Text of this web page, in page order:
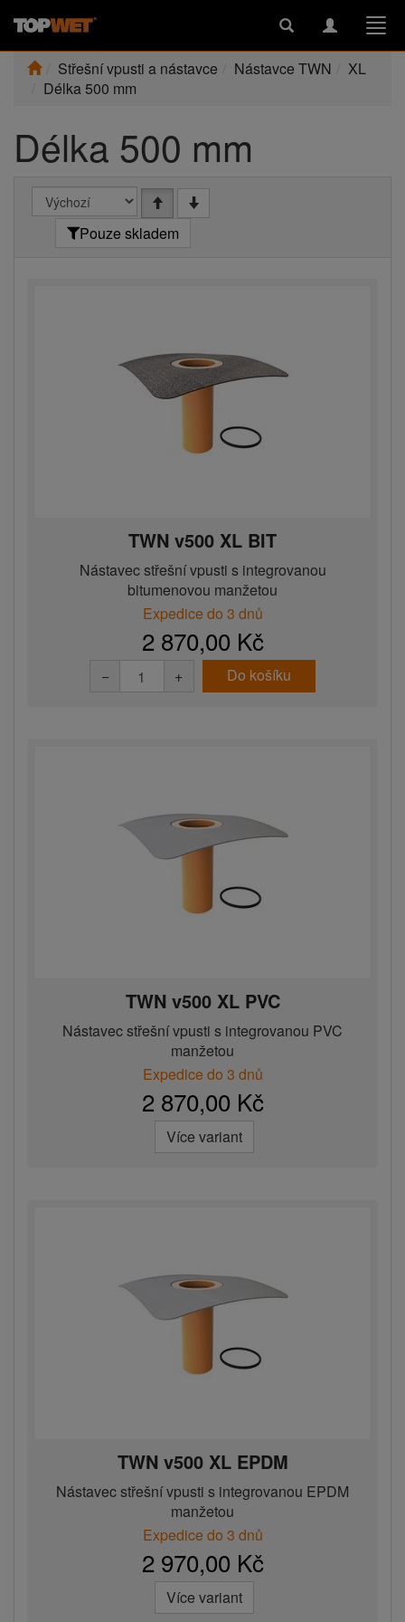
Toggle
Toggle
Střešní vpusti a nástavce
Nástavce TWN
XL
Délka 500 mm
Délka 500 mm
Pouze skladem
TWN v500 XL BIT
Nástavec střešní vpusti s integrovanou
bitumenovou manžetou
Expedice do 3 dnů
2 870,00 Kč
− + Do košíku
TWN v500 XL PVC
Nástavec střešní vpusti s integrovanou PVC
manžetou
Expedice do 3 dnů
2 870,00 Kč
Více variant
TWN v500 XL EPDM
Nástavec střešní vpusti s integrovanou EPDM
manžetou
Expedice do 3 dnů
2 970,00 Kč
Více variant